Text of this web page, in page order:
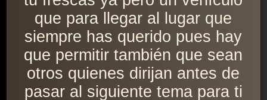
que para llegar al lugar que
siempre has querido pues hay
que permitir también que sean
otros quienes dirijan antes de
pasar al siguiente tema para ti